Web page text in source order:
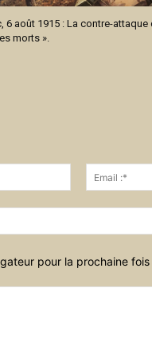
6 août 1915 : La contre-attaque
morts ».
Nom
:*
pour la prochaine